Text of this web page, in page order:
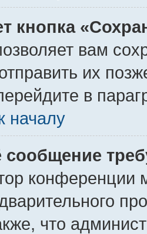
кнопка
вам
их
в
началу
конференции
что